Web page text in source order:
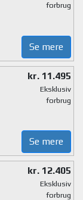
forbrug
Se mere
kr. 11.495
Eksklusiv
forbrug
Se mere
kr. 12.405
Eksklusiv
forbrug